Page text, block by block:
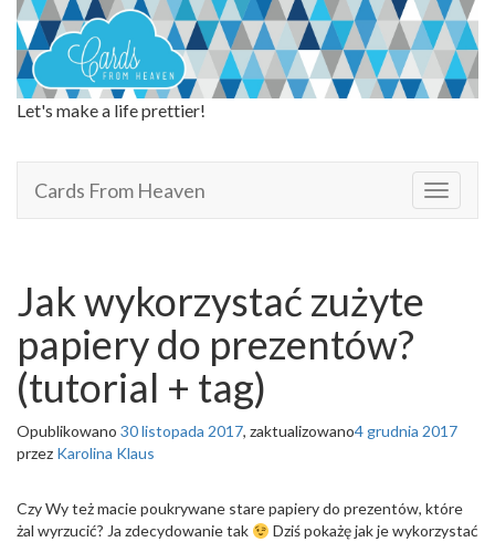
Let's make a life prettier!
T
o
a
o
Cards From Heaven
Jak wykorzystać zużyte
papiery do prezentów?
(tutorial + tag)
Opublikowano 30 listopada 2017, zaktualizowano4 grudnia 2017
przez Karolina Klaus
Czy Wy też macie poukrywane stare papiery do prezentów, które
żal wyrzucić? Ja zdecydowanie tak
Dziś pokażę jak je wykorzystać